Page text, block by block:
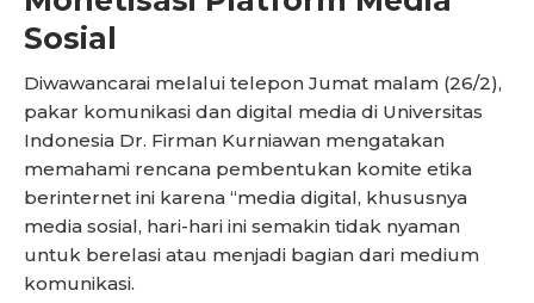
Sosial
Diwawancarai melalui telepon Jumat malam (26/2),
pakar komunikasi dan digital media di Universitas
Indonesia Dr. Firman Kurniawan mengatakan
memahami rencana pembentukan komite etika
berinternet ini karena “media digital, khususnya
media sosial, hari-hari ini semakin tidak nyaman
untuk berelasi atau menjadi bagian dari medium
komunikasi.